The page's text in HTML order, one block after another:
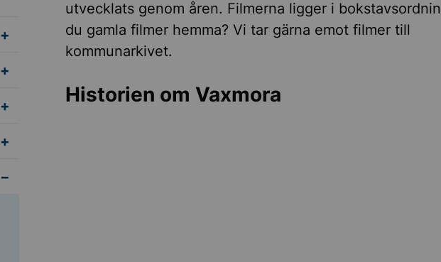
Undermeny för Idrottsanläggningar
Undermeny för Aktiviteter för seniorer
Undermeny för Boka lokal
Undermeny för Sommarlov i Sollentuna
Undermeny för Arkiv och historia
utvecklats genom åren. Filmerna ligger i
du gamla filmer hemma? Vi tar gärna emot filmer till
kommunarkivet.
Historien om Vaxmora